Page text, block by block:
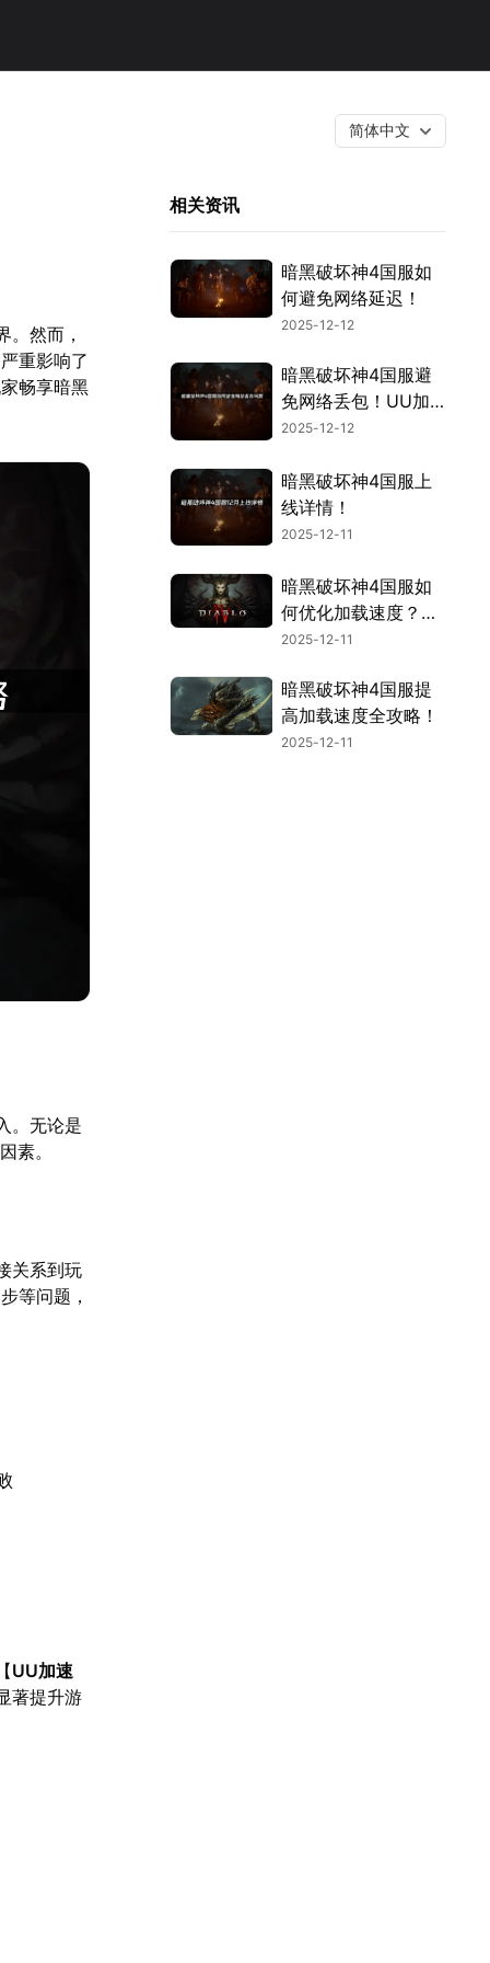
简体中文
。然而，
重影响了
畅享暗黑
。无论是
素。
关系到玩
等问题，
UU加速
著提升游
相关资讯
暗黑破坏神4国服如
何避免网络延迟！
2025-12-12
暗黑破坏神4国服避
免网络丢包！UU加
速器教你如何体验流
2025-12-12
暗黑破坏神4国服上
线详情！
2025-12-11
暗黑破坏神4国服如
何优化加载速度？
2025解决方案！
2025-12-11
暗黑破坏神4国服提
高加载速度全攻略！
2025-12-11